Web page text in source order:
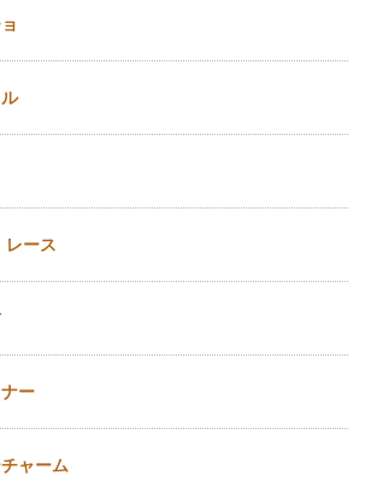
レース
ー
チャーム